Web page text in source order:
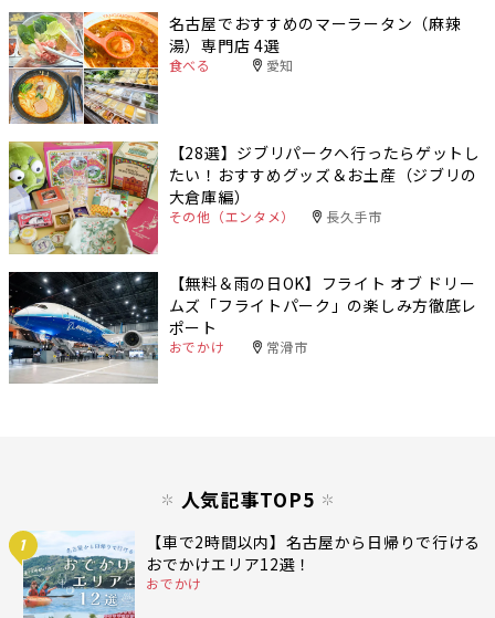
名古屋でおすすめのマーラータン（麻辣
湯）専門店 4選
食べる 愛知
【28選】ジブリパークへ行ったらゲットし
たい！おすすめグッズ＆お土産（ジブリの
大倉庫編）
その他（エンタメ） 長久手市
【無料＆雨の日OK】フライト オブ ドリー
ムズ「フライトパーク」の楽しみ方徹底レ
ポート
おでかけ 常滑市
人気記事TOP5
1
【車で2時間以内】名古屋から日帰りで行ける
おでかけエリア12選！
おでかけ